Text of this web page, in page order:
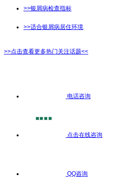
>>银屑病检查指标
>>适合银屑病居住环境
>>点击查看更多热门关注话题<<
电话咨询
点击在线咨询
QQ咨询